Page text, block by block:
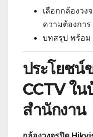
เลือกกล้องวง
ความต้องการ
บทสรุป พร้อม
ประโยชน์
CCTV ใน
สำนักงาน